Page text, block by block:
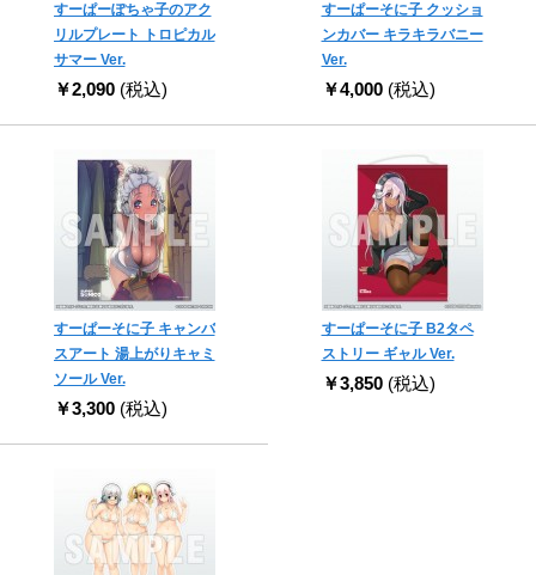
すーぱーぽちゃ子のアク
リルプレート トロピカル
サマー Ver.
￥2,090 (税込)
すーぱーそに子 クッショ
ンカバー キラキラバニー
Ver.
￥4,000 (税込)
すーぱーそに子 キャンバ
スアート 湯上がりキャミ
ソール Ver.
￥3,300 (税込)
すーぱーそに子 B2タペ
ストリー ギャル Ver.
￥3,850 (税込)